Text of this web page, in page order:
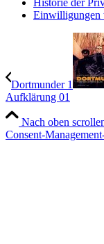
Einwilligungen
Dortmunder 1
Aufklärung 01
Nach oben
Consent-